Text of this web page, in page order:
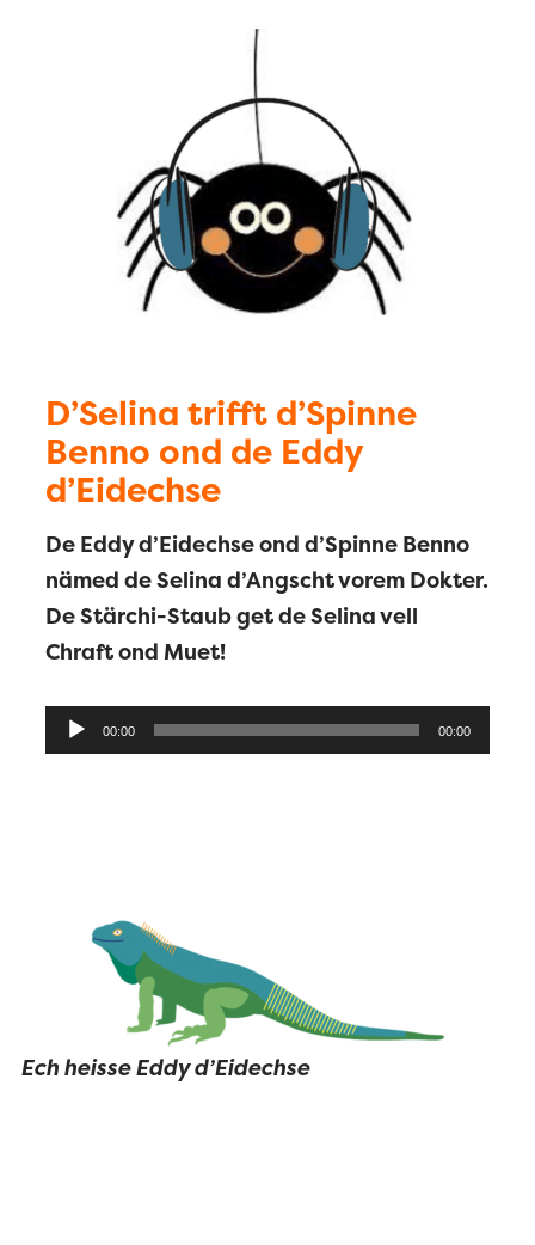
D’Selina trifft d’Spinne
Benno ond de Eddy
d’Eidechse
De Eddy d’Eidechse ond d’Spinne Benno
nämed de Selina d’Angscht vorem Dokter.
De Stärchi-Staub get de Selina vell
Chraft ond Muet!
Audio-
Player
00:00 00:00
Ech heisse Eddy d’Eidechse